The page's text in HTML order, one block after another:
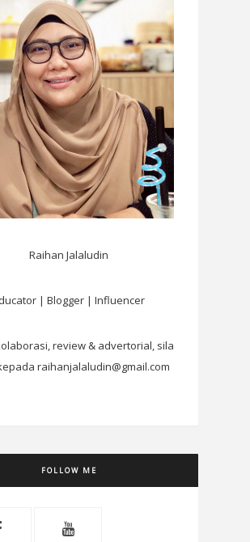
Raihan Jalaludin
| Blogger | Influencer
review & advertorial, sila
raihanjalaludin@gmail.com
FOLLOW ME